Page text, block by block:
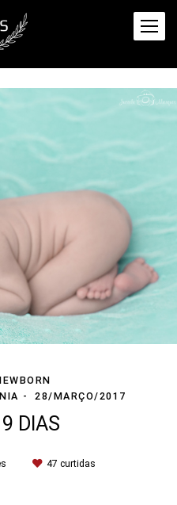
28/MARÇO/2017
DIAS
47 curtidas